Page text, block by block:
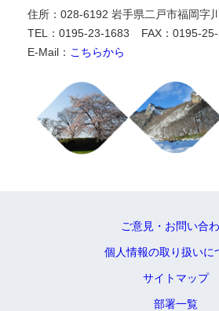
住所：028-6192 岩手県二戸市福岡字
TEL：0195-23-1683
FAX：0195-
E-Mail： こちらから
ご意見・お問い合
個人情報の取り扱いに
サイトマップ
部署一覧